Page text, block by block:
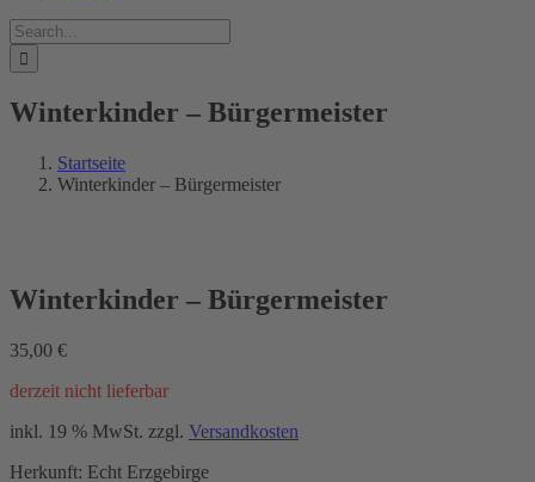
Suche
nach:
Winterkinder – Bürgermeister
Startseite
Winterkinder – Bürgermeister
Winterkinder – Bürgermeister
35,00 €
derzeit nicht lieferbar
inkl. 19 % MwSt. zzgl. Versandkosten
Herkunft: Echt Erzgebirge